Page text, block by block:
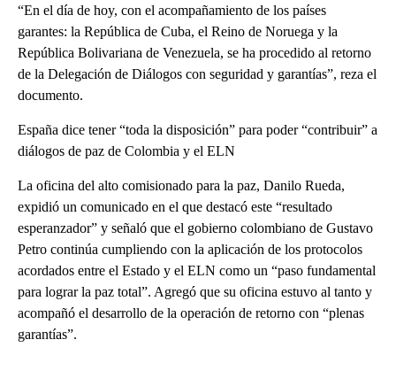
“En el día de hoy, con el acompañamiento de los países
garantes: la República de Cuba, el Reino de Noruega y la
República Bolivariana de Venezuela, se ha procedido al retorno
de la Delegación de Diálogos con seguridad y garantías”, reza el
documento.
España dice tener “toda la disposición” para poder “contribuir” a
diálogos de paz de Colombia y el ELN
La oficina del alto comisionado para la paz, Danilo Rueda,
expidió un comunicado en el que destacó este “resultado
esperanzador” y señaló que el gobierno colombiano de Gustavo
Petro continúa cumpliendo con la aplicación de los protocolos
acordados entre el Estado y el ELN como un “paso fundamental
para lograr la paz total”. Agregó que su oficina estuvo al tanto y
acompañó el desarrollo de la operación de retorno con “plenas
garantías”.